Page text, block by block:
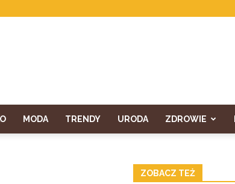
MODA TRENDY URODA ZDROWIE
ZOBACZ TEŻ